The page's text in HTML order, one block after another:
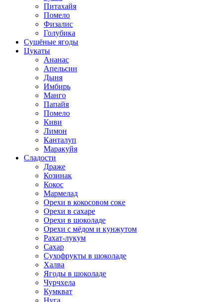
Питахайя
Помело
Физалис
Голубика
Сушёные ягоды
Цукаты
Ананас
Апельсин
Дыня
Имбирь
Манго
Папайя
Помело
Киви
Лимон
Канталуп
Маракуйя
Сладости
Драже
Козинак
Кокос
Мармелад
Орехи в кокосовом соке
Орехи в сахаре
Орехи в шоколаде
Орехи с мёдом и кунжутом
Рахат-лукум
Сахар
Сухофрукты в шоколаде
Халва
Ягоды в шоколаде
Чурчхела
Кумкват
Нуга